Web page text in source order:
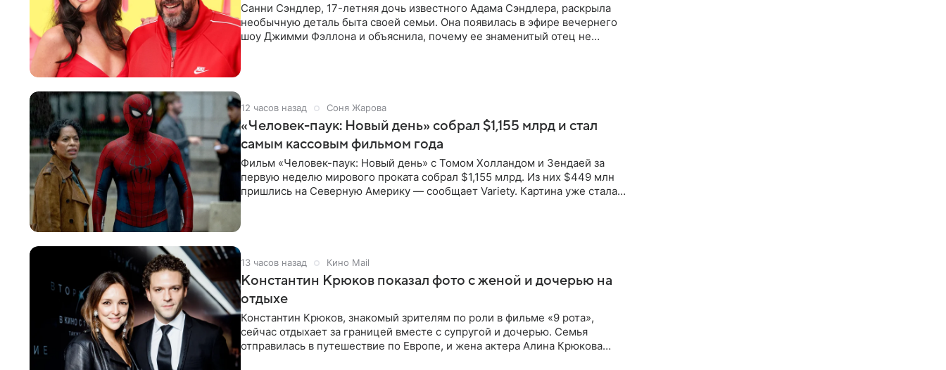
Санни Сэндлер, 17-летняя дочь известного Адама Сэндлера, раскрыла
необычную деталь быта своей семьи. Она появилась в эфире вечернего
шоу Джимми Фэллона и объяснила, почему ее знаменитый отец не
12 часов назад Соня Жарова
«Человек-паук: Новый день» собрал $1,155 млрд и стал
самым кассовым фильмом года
Фильм «Человек-паук: Новый день» с Томом Холландом и Зендаей за
первую неделю мирового проката собрал $1,155 млрд. Из них $449 млн
пришлись на Северную Америку — сообщает Variety. Картина уже стала
13 часов назад Кино Mail
Константин Крюков показал фото с женой и дочерью на
отдыхе
Константин Крюков, знакомый зрителям по роли в фильме «9 рота»,
сейчас отдыхает за границей вместе с супругой и дочерью. Семья
отправилась в путешествие по Европе, и жена актера Алина Крюкова